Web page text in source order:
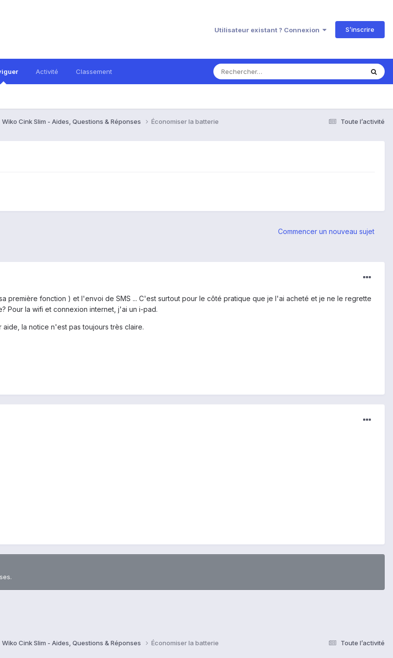
Utilisateur existant ? Connexion S’inscrire
Activité Classement
Toute l’activité
Wiko Cink Slim - Aides, Questions & Réponses Économiser la batterie
Commencer un nouveau sujet
première fonction ) et l'envoi de SMS ... C'est surtout pour le côté pratique que je l'ai acheté et je ne le regrette
Pour la wifi et connexion internet, j'ai un i-pad.
la notice n'est pas toujours très claire.
Toute l’activité
Wiko Cink Slim - Aides, Questions & Réponses Économiser la batterie